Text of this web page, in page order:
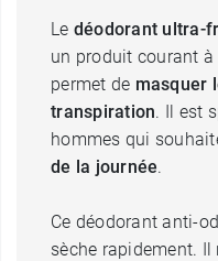
Le déodorant ultra-
un produit courant
permet de masquer
transpiration. Il est
hommes qui
de la journée.
Ce déodorant anti-
sèche rapidement.